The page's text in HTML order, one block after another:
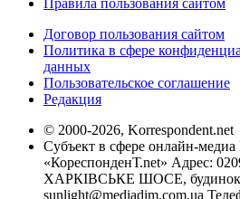
Договор пользования сайтом
Политика в сфере
данных
Пользовательское соглашение
Редакция
© 2000-2026, Korrespondent.net
Субъект в сфере онлайн-
«КореспонденТ.net» Адрес:
ХАРКІВСЬКЕ ШОСЕ, будинок
sunlight@mediadim.com.ua